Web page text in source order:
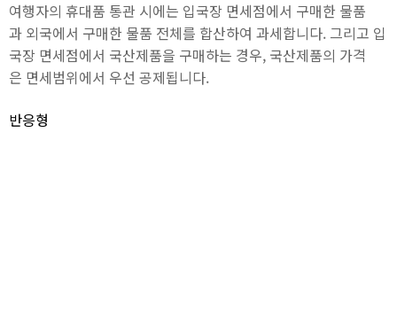
여행자의 휴대품 통관 시에는 입국장 면세점에서 구매한 물품
과 외국에서 구매한 물품 전체를 합산하여 과세합니다. 그리고 입
국장 면세점에서 국산제품을 구매하는 경우, 국산제품의 가격
은 면세범위에서 우선 공제됩니다.
반응형